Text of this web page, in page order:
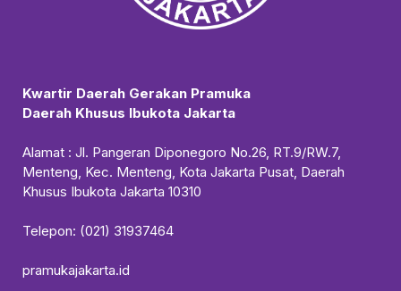
Kwartir Daerah Gerakan Pramuka
Daerah Khusus Ibukota Jakarta
Alamat : Jl. Pangeran Diponegoro No.26, RT.9/RW.7,
Menteng, Kec. Menteng, Kota Jakarta Pusat, Daerah
Khusus Ibukota Jakarta 10310
Telepon: (021) 31937464
pramukajakarta.id